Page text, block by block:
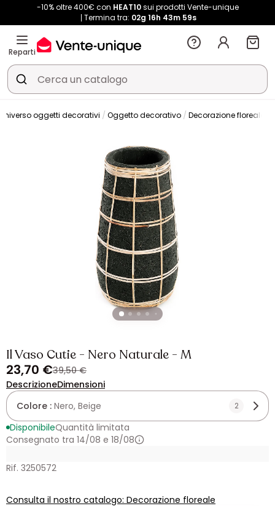
-10% oltre 400€ con HEAT10sui prodotti Vente-unique
Termina tra: 02g 16h 43m 59s
Reparti
Universo oggetti decorativi Oggetto decorativo Decorazione floreale
Il Vaso Cutie - Nero Naturale - M
23,70 €39,50 €
DescrizioneDimensioni
Colore : Nero, Beige 2
DisponibileQuantità limitata
Consegnato tra 14/08 e 18/08
Rif. 3250572
Consulta il nostro catalogo: Decorazione floreale